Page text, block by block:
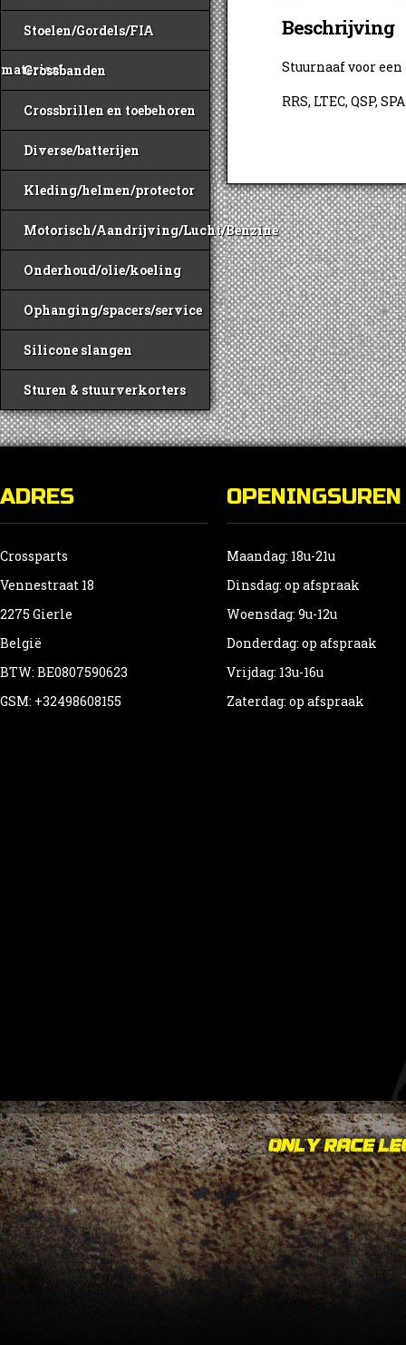
Stoelen/Gordels/FIA
materiaal
Crossbanden
Crossbrillen en toebehoren
Diverse/batterijen
Kleding/helmen/protector
Motorisch/Aandrijving/Lucht/Benzine
Onderhoud/olie/koeling
Ophanging/spacers/service
Silicone slangen
Sturen & stuurverkorters
Beschrijving
Stuurnaaf voor
RRS, LTEC, QSP,
ADRES
Crossparts
Vennestraat 18
2275 Gierle
België
BTW: BE0807590623
GSM: +32498608155
OPENINGSUREN
Maandag: 18u-21u
Dinsdag: op afspraak
Woensdag: 9u-12u
Donderdag: op afspraak
Vrijdag: 13u-16u
Zaterdag: op afspraak